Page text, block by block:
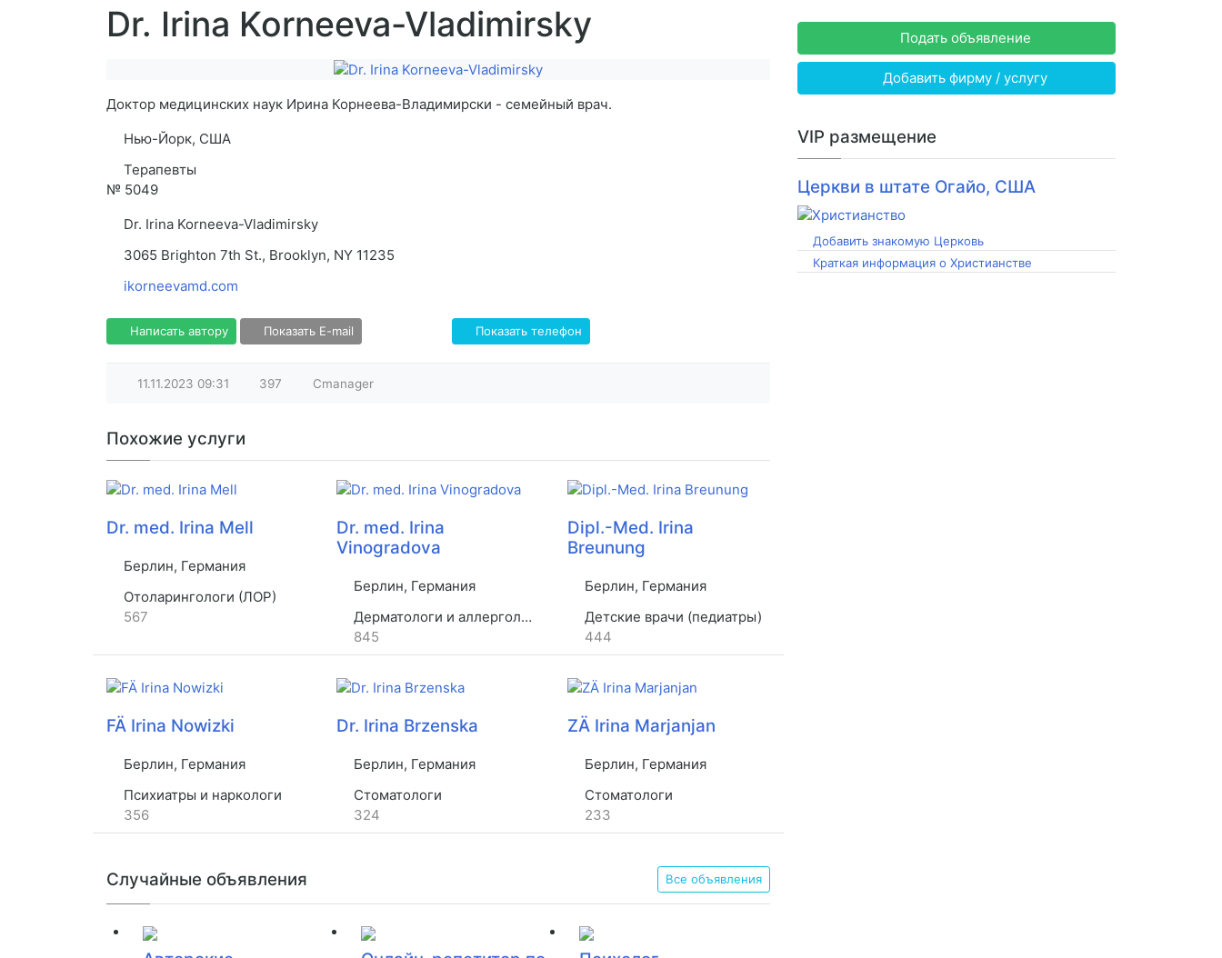
Dr. Irina Korneeva-Vladimirsky
Доктор медицинских наук Ирина Корнеева-Владимирски - семейный врач.
Нью-Йорк, США
Терапевты
№ 5049
Dr. Irina Korneeva-Vladimirsky
3065 Brighton 7th St., Brooklyn, NY 11235
ikorneevamd.com
Написать автору Показать E-mail Показать телефон
11.11.2023 09:31 397 Cmanager
Похожие услуги
Dr. med. Irina Mell
Берлин, Германия
Отоларингологи (ЛОР)
567
Dr. med. Irina
Vinogradova
Берлин, Германия
Дерматологи и аллергологи
845
Dipl.-Med. Irina
Breunung
Берлин, Германия
Детские врачи (педиатры)
444
FÄ Irina Nowizki
Берлин, Германия
Психиатры и наркологи
356
Dr. Irina Brzenska
Берлин, Германия
Стоматологи
324
ZÄ Irina Marjanjan
Берлин, Германия
Стоматологи
233
Случайные объявления Все объявления
Подать объявление
Добавить фирму / услугу
VIP размещение
Церкви в штате Огайо, США
Добавить знакомую Церковь
Краткая информация о Христианстве